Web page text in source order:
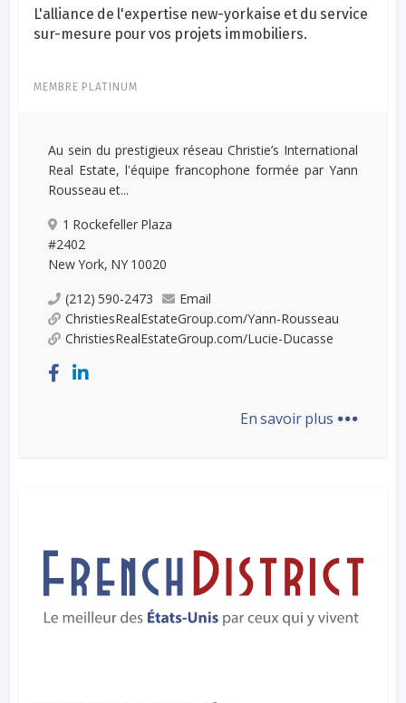
L'alliance de l'expertise new-yorkaise et du service
sur-mesure pour vos projets immobiliers.
MEMBRE PLATINUM
Au sein du prestigieux réseau Christie’s International
Real Estate, l'équipe francophone formée par Yann
Rousseau et...
1 Rockefeller Plaza
#2402
New York, NY 10020
(212) 590-2473
Email
ChristiesRealEstateGroup.com/Yann-Rousseau
ChristiesRealEstateGroup.com/Lucie-Ducasse
En savoir plus ...